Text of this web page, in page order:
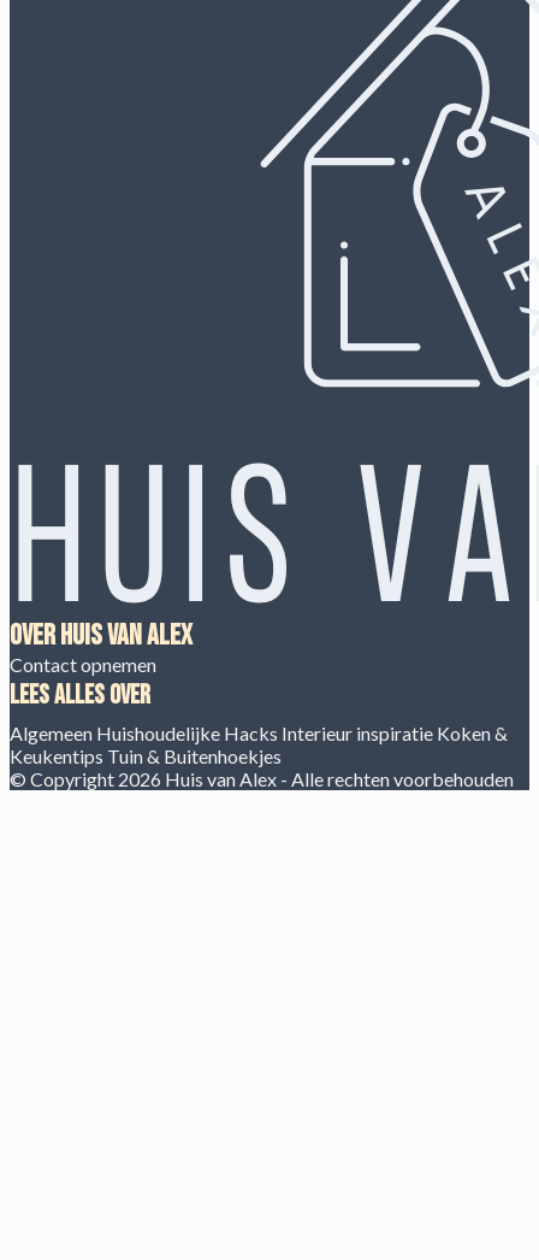
Over Huis van Alex
Contact opnemen
Lees alles over
Algemeen Huishoudelijke Hacks Interieur inspiratie Koken &
Keukentips Tuin & Buitenhoekjes
© Copyright 2026 Huis van Alex - Alle rechten voorbehouden